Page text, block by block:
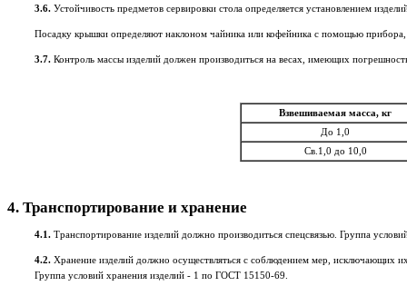
3.6. Устойчивость предметов сервировки стола определяется установлением
Посадку крышки определяют наклоном чайника или кофейника с помощью
3.7. Контроль массы изделий должен производиться на весах, имеющих
Взвешиваемая масса, кг
До 1,0
Св.1,0 до 10,0
4. Транспортирование и хранение
4.1. Транспортирование изделий должно производиться спецсвязью. Группа
4.2. Хранение изделий должно осуществляться с соблюдением мер, исключающих
Группа условий хранения изделий - 1 по ГОСТ 15150-69.